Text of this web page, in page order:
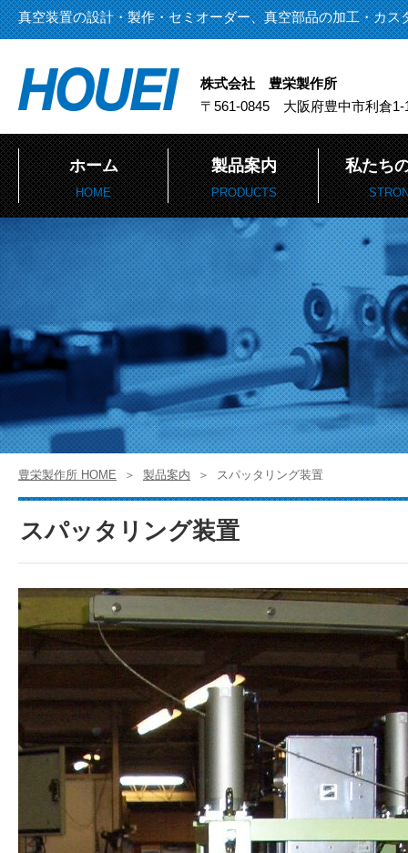
真空装置の設計・製作・セミオーダー、真空部品の加工・カ
株式会社 豊栄製作所
〒561-0845 大阪府豊中市利倉1-
ホーム
HOME
製品案内
PRODUCTS
私たち
豊栄製作所 HOME 製品案内 スパッタリング装置
スパッタリング装置